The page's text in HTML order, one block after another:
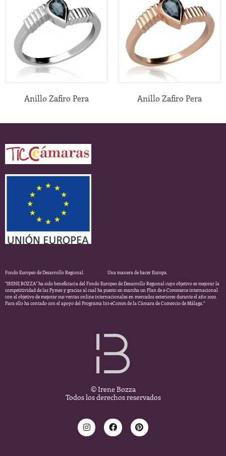
Anillo Zafiro Pera Anillo Zafiro Pera
Fondo Europeo de Desarrollo Regional. Una manera de hacer Europa.
“IRENE BOZZA” ha sido beneficiaria del Fondo Europeo de Desarrollo Regional cuyo objetivo es mejorar la
competitividad de las Pymes y gracias al cual ha puesto en marcha un Plan de e-Commerce internacional
con el objetivo de mejorar sus ventas online internacionales en mercados exteriores durante el año 2022.
Para ello ha contado con el apoyo del Programa Int-eComm de la Cámara de Comercio de Málaga.”
© Irene Bozza
Todos los derechos reservados